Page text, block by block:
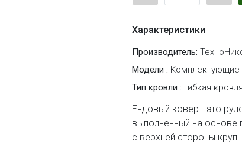
Характеристики
Производитель:
Модели : Комплектующие
Тип кровли : Гибкая кровля
Ендовый ковер - это
выполненный на основе
с верхней стороны